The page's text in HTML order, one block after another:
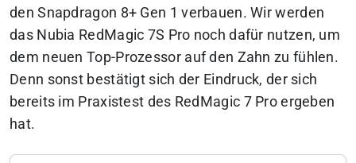
den Snapdragon 8+ Gen 1 verbauen. Wir werden
das Nubia RedMagic 7S Pro noch dafür nutzen, um
dem neuen Top-Prozessor auf den Zahn zu fühlen.
Denn sonst bestätigt sich der Eindruck, der sich
bereits im Praxistest des RedMagic 7 Pro ergeben
hat.